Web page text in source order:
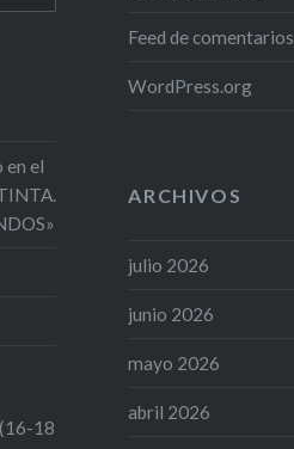
Feed de comentarios
WordPress.org
en el
18
ARCHIVOS
julio 2026
junio 2026
mayo 2026
abril 2026